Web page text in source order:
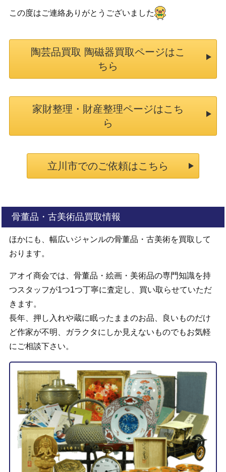
この度はご連絡ありがとうございました
陶芸品買取 陶磁器買取ページはこ
ちら
家財整理・財産整理ページはこち
ら
立川市でのご依頼はこちら
骨董品・古美術品買取情報
ほかにも、幅広いジャンルの骨董品・古美術を買取して
おります。
アオイ商会では、骨董品・絵画・美術品の専門知識を持
つスタッフが1つ1つ丁寧に査定し、買い取らせていただ
きます。
長年、押し入れや蔵に眠ったままのお品、良いものだけ
ど作家が不明、ガラクタにしか見えないものでもお気軽
にご相談下さい。